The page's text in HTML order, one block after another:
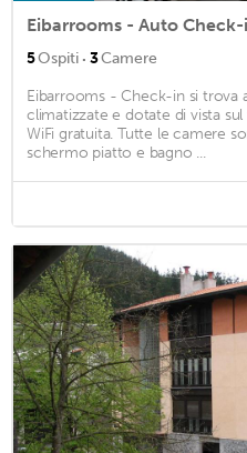
Eibarrooms - Auto Check-
5Ospiti · 3Camere
Eibarrooms - Check-in si trova
climatizzate e dotate di vista
WiFi gratuita. Tutte le camere
schermo piatto e bagno ...